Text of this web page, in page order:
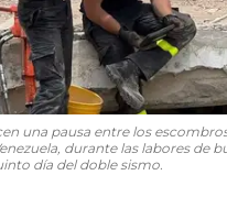
una pausa entre los
durante las labores de
día del doble sismo.